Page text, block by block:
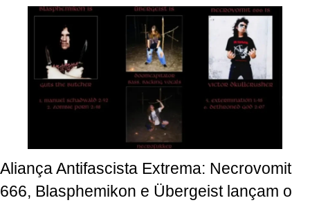
Aliança Antifascista Extrema: Necrovomit
666, Blasphemikon e Übergeist lançam o